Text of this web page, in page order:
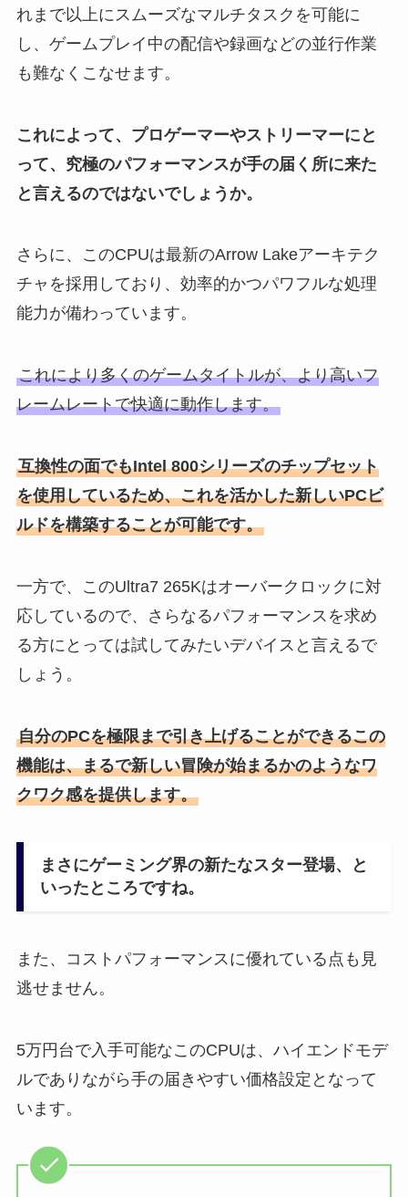
れまで以上にスムーズなマルチタスクを可能に
し、ゲームプレイ中の配信や録画などの並行作業
も難なくこなせます。
これによって、プロゲーマーやストリーマーにと
って、究極のパフォーマンスが手の届く所に来た
と言えるのではないでしょうか。
さらに、このCPUは最新のArrow Lakeアーキテク
チャを採用しており、効率的かつパワフルな処理
能力が備わっています。
これにより多くのゲームタイトルが、より高いフ
レームレートで快適に動作します。
互換性の面でもIntel 800シリーズのチップセット
を使用しているため、これを活かした新しいPCビ
ルドを構築することが可能です。
一方で、このUltra7 265Kはオーバークロックに対
応しているので、さらなるパフォーマンスを求め
る方にとっては試してみたいデバイスと言えるで
しょう。
自分のPCを極限まで引き上げることができるこの
機能は、まるで新しい冒険が始まるかのようなワ
クワク感を提供します。
まさにゲーミング界の新たなスター登場、と
いったところですね。
また、コストパフォーマンスに優れている点も見
逃せません。
5万円台で入手可能なこのCPUは、ハイエンドモデ
ルでありながら手の届きやすい価格設定となって
います。